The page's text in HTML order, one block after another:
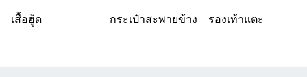
เสื้อฮู้ด กระเป๋าสะพายข้าง รองเท้าแตะ